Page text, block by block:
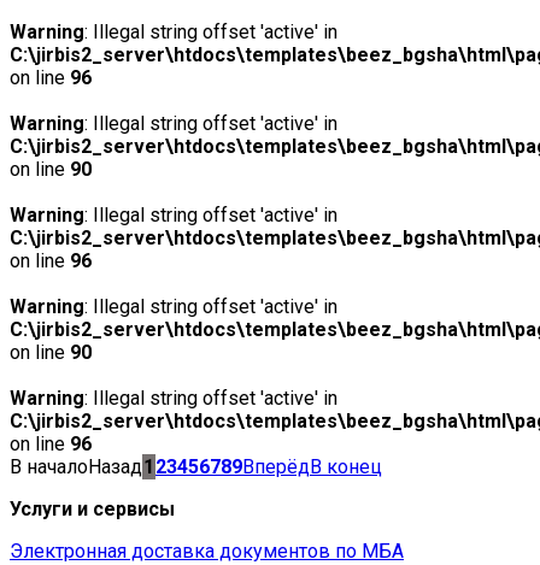
Warning: Illegal string offset 'active' in
on line 96
Warning: Illegal string offset 'active' in
on line 90
Warning: Illegal string offset 'active' in
on line 96
Warning: Illegal string offset 'active' in
on line 90
Warning: Illegal string offset 'active' in
on line 96
В началоНазад1 23456789ВперёдВ конец
Услуги и сервисы
Электронная доставка документов по МБА